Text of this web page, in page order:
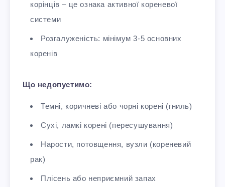
корінців – це ознака активної кореневої
системи
Розгалуженість: мінімум 3-5 основних
коренів
Що недопустимо:
Темні, коричневі або чорні корені (гниль)
Сухі, ламкі корені (пересушування)
Нарости, потовщення, вузли (кореневий
рак)
Плісень або неприємний запах